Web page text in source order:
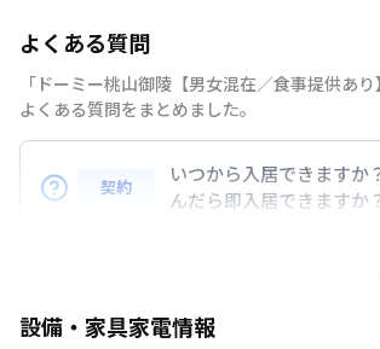
禁煙・喫煙
交通 近鉄京都線
定員
1名
情報更新日 2026年7月24日
よくある質問
「ドーミー桃山御陵【男女混在／食事提供あ
よくある質問をまとめました。
契約
いつから入居できますか
んだら即入居できますか
設備・家具家電情報